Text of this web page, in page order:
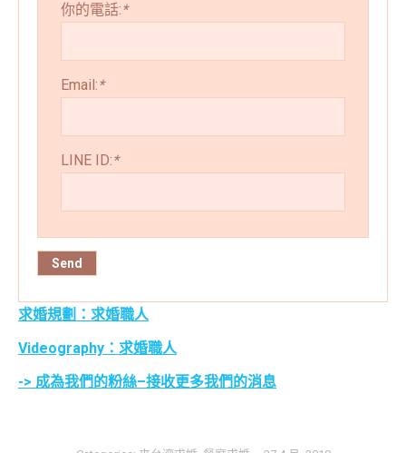
你的電話:*
Email:*
LINE ID:*
求婚規劃：求婚職人
Videography：求婚職人
-> 成為我們的粉絲–接收更多我們的消息